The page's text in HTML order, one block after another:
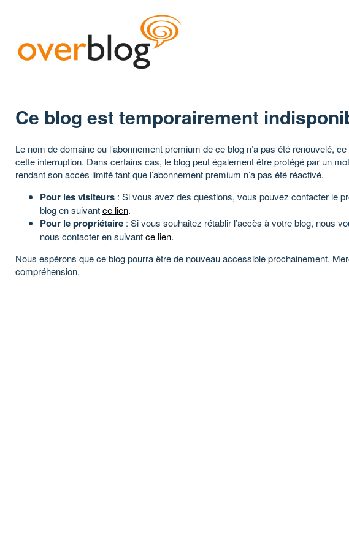
Ce blog est temporairement
Le nom de domaine ou l’abonnement premium de ce blog n’a pas été renouvelé,
cette interruption. Dans certains cas, le blog peut également être protégé par un
rendant son accès limité tant que l’abonnement premium n’a pas été réactivé.
Pour les visiteurs : Si vous avez des questions, vous pouvez contacter le
blog en suivantce lien.
Pour le propriétaire : Si vous souhaitez rétablir l’accès à votre blog, nous
nous contacter en suivantce lien.
Nous espérons que ce blog pourra être de nouveau accessible prochainement.
compréhension.